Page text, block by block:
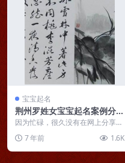
宝宝起名
荆州罗姓女宝宝起名案例分
享，八字伤官高透，起名罗林
春
因为忙碌，很久没有在网上分享宝
宝起名案例了，今天早起，特地分
享一个昨天接到的起名...
7 年前 1.6K